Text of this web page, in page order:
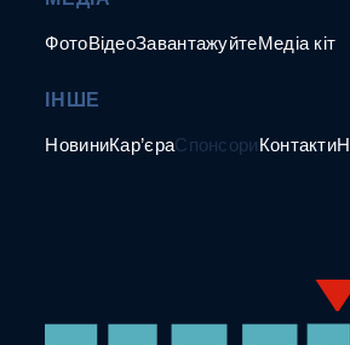
ФотоВідеоЗавантажуйтеМедіа кіт
ІНШЕ
НовиниКар’єраСпонсориКонтакти